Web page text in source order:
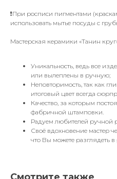
❗️При росписи пигментами
использовать мытье посуды с
Мастерская керамики «Танин
Уникальность, ведь все
или вылеплены в ручную;
Неповторимость, так как
итоговый цвет всегда
Качество, за которым
фабричной штамповки.
Радуем любителей ручной
Своё вдохновение мастер
что Вы можете разглядеть в